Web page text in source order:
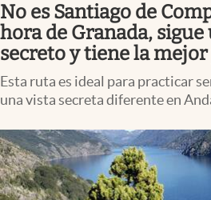
No es Santiago de
hora de Granada,
secreto y tiene la
Esta ruta es ideal para practicar
una vista secreta diferente en